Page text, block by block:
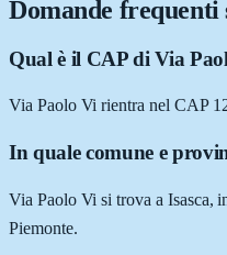
Domande frequenti
Qual è il CAP di Via
Via Paolo Vi rientra nel CAP
In quale comune e
Via Paolo Vi si trova a Isasca,
Piemonte.